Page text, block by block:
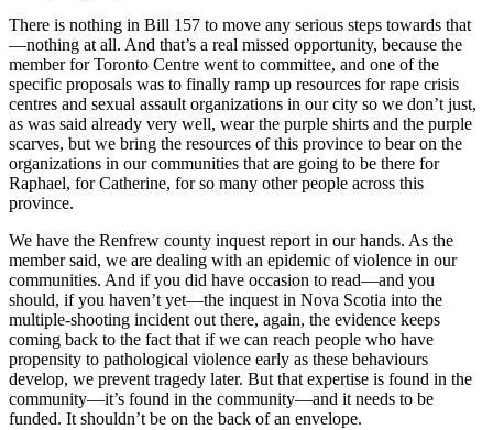
There is nothing in Bill 157 to move any serious steps towards that
—nothing at all. And that’s a real missed opportunity, because the
member for Toronto Centre went to committee, and one of the
specific proposals was to finally ramp up resources for rape crisis
centres and sexual assault organizations in our city so we don’t just,
as was said already very well, wear the purple shirts and the purple
scarves, but we bring the resources of this province to bear on the
organizations in our communities that are going to be there for
Raphael, for Catherine, for so many other people across this
province.
We have the Renfrew county inquest report in our hands. As the
member said, we are dealing with an epidemic of violence in our
communities. And if you did have occasion to read—and you
should, if you haven’t yet—the inquest in Nova Scotia into the
multiple-shooting incident out there, again, the evidence keeps
coming back to the fact that if we can reach people who have
propensity to pathological violence early as these behaviours
develop, we prevent tragedy later. But that expertise is found in the
community—it’s found in the community—and it needs to be
funded. It shouldn’t be on the back of an envelope.